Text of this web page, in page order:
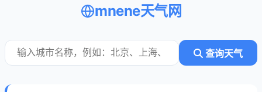
mnene天气网
查询天气